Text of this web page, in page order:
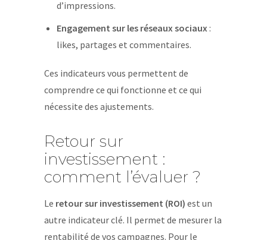
d’impressions.
Engagement sur les réseaux sociaux:
likes, partages et commentaires.
Ces indicateurs vous permettent de
comprendre ce qui fonctionne et ce qui
nécessite des ajustements.
Retour sur
investissement :
comment l’évaluer ?
Le retour sur investissement (ROI) est un
autre indicateur clé. Il permet de mesurer la
rentabilité de vos campagnes. Pour le